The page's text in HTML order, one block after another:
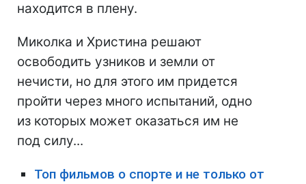
находится в плену.
Миколка и Христина решают
освободить узников и земли от
нечисти, но для этого им придется
пройти через много испытаний, одно
из которых может оказаться им не
под силу...
Топ фильмов о спорте и не только от